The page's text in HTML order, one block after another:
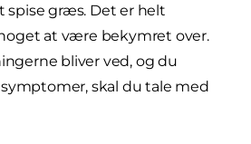
spise græs. Det er helt
at være bekymret over.
bliver ved, og du
skal du tale med